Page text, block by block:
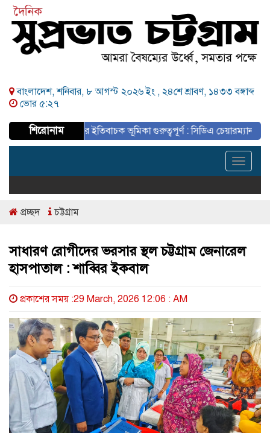
বাংলাদেশ, শনিবার, ৮ আগস্ট ২০২৬ ইং , ২৪শে শ্রাবণ, ১৪৩৩ বঙ্গাব্দ
ভোর ৫:২৭
শিরোনামইতিবাচক ভূমিকা গুরুত্বপূর্ণ : সিডিএ চেয়ারম্যান চট্টগ্রামে
Toggle
প্রচ্ছদ চট্টগ্রাম
সাধারণ রোগীদের ভরসার স্থল চট্টগ্রাম জেনারেল
হাসপাতাল : শাব্বির ইকবাল
প্রকাশের সময় :29 March, 2026 12:06 : AM